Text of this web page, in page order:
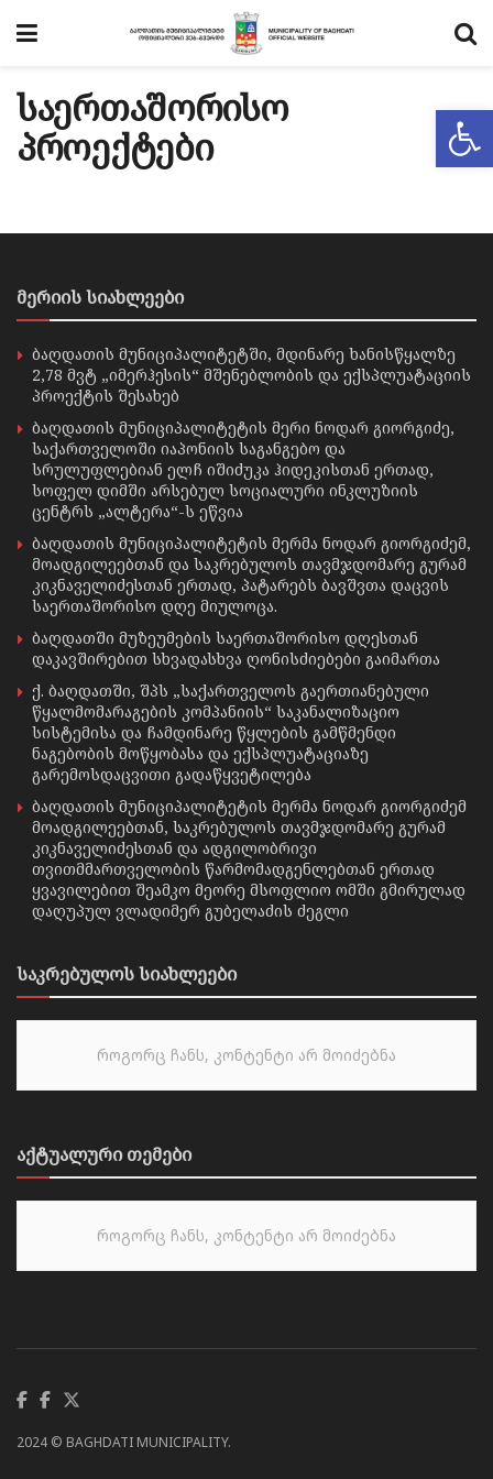
საერთაშორისო
პროექტები
მერიის სიახლეები
ბაღდათის მუნიციპალიტეტში, მდინარე ხანისწყალზე
2,78 მვტ „იმერჰესის“ მშენებლობის და ექსპლუატაციის
პროექტის შესახებ
ბაღდათის მუნიციპალიტეტის მერი ნოდარ გიორგიძე,
საქართველოში იაპონიის საგანგებო და
სრულუფლებიან ელჩ იშიძუკა ჰიდეკისთან ერთად,
სოფელ დიმში არსებულ სოციალური ინკლუზიის
ცენტრს „ალტერა“-ს ეწვია
ბაღდათის მუნიციპალიტეტის მერმა ნოდარ გიორგიძემ,
მოადგილეებთან და საკრებულოს თავმჯდომარე გურამ
კიკნაველიძესთან ერთად, პატარებს ბავშვთა დაცვის
საერთაშორისო დღე მიულოცა.
ბაღდათში მუზეუმების საერთაშორისო დღესთან
დაკავშირებით სხვადასხვა ღონისძიებები გაიმართა
ქ. ბაღდათში, შპს „საქართველოს გაერთიანებული
წყალმომარაგების კომპანიის“ საკანალიზაციო
სისტემისა და ჩამდინარე წყლების გამწმენდი
ნაგებობის მოწყობასა და ექსპლუატაციაზე
გარემოსდაცვითი გადაწყვეტილება
ბაღდათის მუნიციპალიტეტის მერმა ნოდარ გიორგიძემ
მოადგილეებთან, საკრებულოს თავმჯდომარე გურამ
კიკნაველიძესთან და ადგილობრივი
თვითმმართველობის წარმომადგენლებთან ერთად
ყვავილებით შეამკო მეორე მსოფლიო ომში გმირულად
დაღუპულ ვლადიმერ გუბელაძის ძეგლი
საკრებულოს სიახლეები
როგორც ჩანს, კონტენტი არ მოიძებნა
აქტუალური თემები
როგორც ჩანს, კონტენტი არ მოიძებნა
2024 © BAGHDATI MUNICIPALITY.